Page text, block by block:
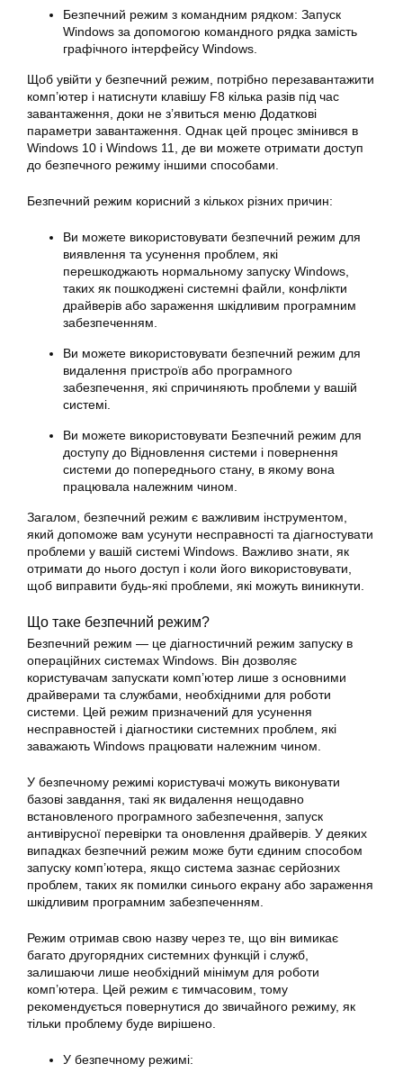
Безпечний режим з командним рядком: Запуск
Windows за допомогою командного рядка замість
графічного інтерфейсу Windows.
Щоб увійти у безпечний режим, потрібно перезавантажити
комп’ютер і натиснути клавішу F8 кілька разів під час
завантаження, доки не з’явиться меню Додаткові
параметри завантаження. Однак цей процес змінився в
Windows 10 і Windows 11, де ви можете отримати доступ
до безпечного режиму іншими способами.
Безпечний режим корисний з кількох різних причин:
Ви можете використовувати безпечний режим для
виявлення та усунення проблем, які
перешкоджають нормальному запуску Windows,
таких як пошкоджені системні файли, конфлікти
драйверів або зараження шкідливим програмним
забезпеченням.
Ви можете використовувати безпечний режим для
видалення пристроїв або програмного
забезпечення, які спричиняють проблеми у вашій
системі.
Ви можете використовувати Безпечний режим для
доступу до Відновлення системи і повернення
системи до попереднього стану, в якому вона
працювала належним чином.
Загалом, безпечний режим є важливим інструментом,
який допоможе вам усунути несправності та діагностувати
проблеми у вашій системі Windows. Важливо знати, як
отримати до нього доступ і коли його використовувати,
щоб виправити будь-які проблеми, які можуть виникнути.
Що таке безпечний режим?
Безпечний режим — це діагностичний режим запуску в
операційних системах Windows. Він дозволяє
користувачам запускати комп’ютер лише з основними
драйверами та службами, необхідними для роботи
системи. Цей режим призначений для усунення
несправностей і діагностики системних проблем, які
заважають Windows працювати належним чином.
У безпечному режимі користувачі можуть виконувати
базові завдання, такі як видалення нещодавно
встановленого програмного забезпечення, запуск
антивірусної перевірки та оновлення драйверів. У деяких
випадках безпечний режим може бути єдиним способом
запуску комп’ютера, якщо система зазнає серйозних
проблем, таких як помилки синього екрану або зараження
шкідливим програмним забезпеченням.
Режим отримав свою назву через те, що він вимикає
багато другорядних системних функцій і служб,
залишаючи лише необхідний мінімум для роботи
комп’ютера. Цей режим є тимчасовим, тому
рекомендується повернутися до звичайного режиму, як
тільки проблему буде вирішено.
У безпечному режимі: